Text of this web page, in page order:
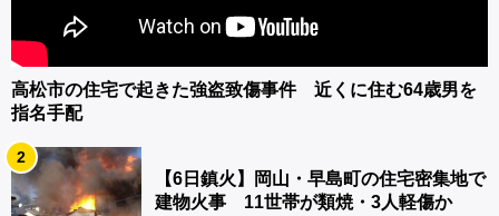
高松市の住宅で起きた強盗致傷事件 近くに住む64歳男を
指名手配
2
【6日鎮火】岡山・早島町の住宅密集地で
建物火事 11世帯が類焼・3人軽傷か